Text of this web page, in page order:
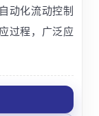
动化流动控制
过程，广泛应